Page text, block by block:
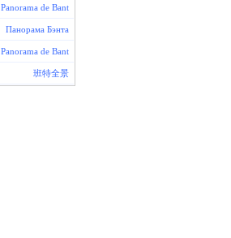
Panorama de Bant
Панорама Бэнта
Panorama de Bant
班特全景